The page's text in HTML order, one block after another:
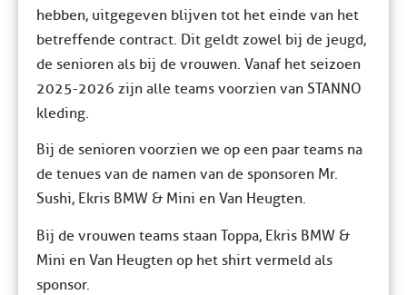
hebben, uitgegeven blijven tot het einde van het
betreffende contract. Dit geldt zowel bij de jeugd,
de senioren als bij de vrouwen. Vanaf het seizoen
2025-2026 zijn alle teams voorzien van STANNO
kleding.
Bij de senioren voorzien we op een paar teams na
de tenues van de namen van de sponsoren Mr.
Sushi, Ekris BMW & Mini en Van Heugten.
Bij de vrouwen teams staan Toppa, Ekris BMW &
Mini en Van Heugten op het shirt vermeld als
sponsor.